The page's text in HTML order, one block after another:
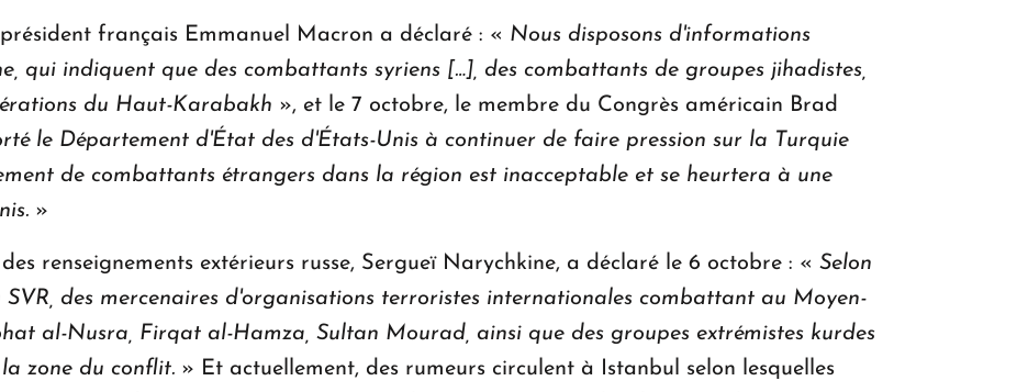
français Emmanuel Macron a déclaré : « Nous disposons d'informations
qui indiquent que des combattants syriens […], des combattants de groupes jihadistes,
du Haut-Karabakh », et le 7 octobre, le membre du Congrès américain Brad
le Département d'État des d'États-Unis à continuer de faire pression sur la Turquie
de combattants étrangers dans la région est inacceptable et se heurtera à une
»
renseignements extérieurs russe, Sergueï Narychkine, a déclaré le 6 octobre : « Selon
des mercenaires d'organisations terroristes internationales combattant au Moyen-
al-Nusra, Firqat al-Hamza, Sultan Mourad, ainsi que des groupes extrémistes kurdes
zone du conflit. » Et actuellement, des rumeurs circulent à Istanbul selon lesquelles